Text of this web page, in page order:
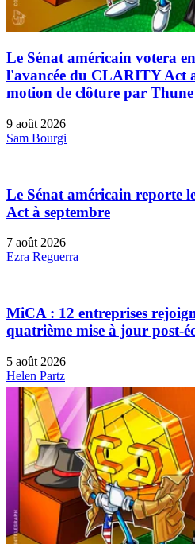
Le Sénat américain votera
l'avancée du CLARITY Act
motion de clôture par Thune
9 août 2026
Sam Bourgi
Le Sénat américain reporte
Act à septembre
7 août 2026
Ezra Reguerra
MiCA : 12 entreprises
quatrième mise à jour post-
5 août 2026
Helen Partz